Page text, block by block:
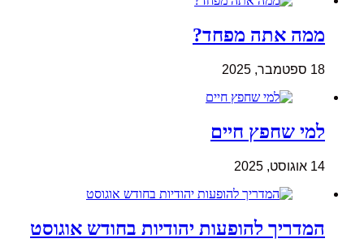
ממה אתה מפחד?
18 ספטמבר, 2025
למי שחפץ חיים
14 אוגוסט, 2025
המדריך להופעות יהודיות בחודש אוגוסט